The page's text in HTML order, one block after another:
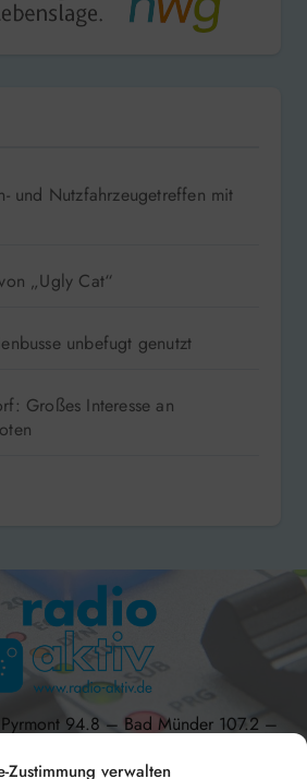
Zustimmung verwalten
und Nutzfahrzeugetreffen mit
„Ugly Cat“
unbefugt genutzt
Großes Interesse an
94.8 – Bad Münder 107.2 –
DAB+ 9C